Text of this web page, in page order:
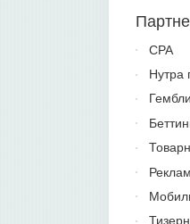
CPA
Нутра